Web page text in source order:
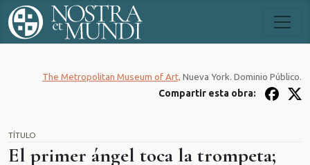
TÍTULO
El primer ángel toca la trompeta;
The Metropolitan Museum of Art, Nueva York. Dominio Público.
Compartir esta obra: